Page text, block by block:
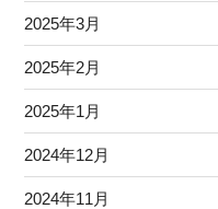
2025年3月
2025年2月
2025年1月
2024年12月
2024年11月